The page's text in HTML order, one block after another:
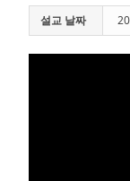
설교 날짜